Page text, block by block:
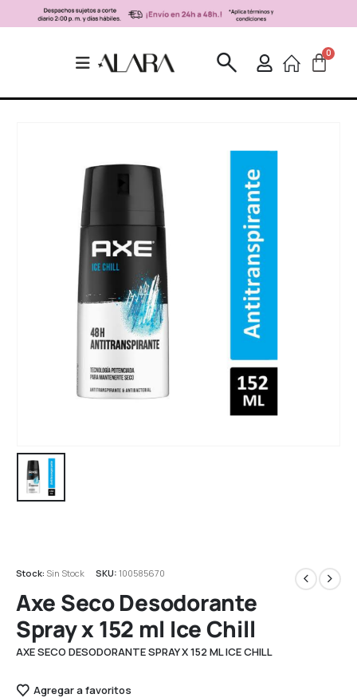
Stock: Sin Stock SKU:100585670
Axe Seco Desodorante
Spray x 152 ml Ice Chill
AXE SECO DESODORANTE SPRAY X 152 ML ICE CHILL
Agregar a favoritos